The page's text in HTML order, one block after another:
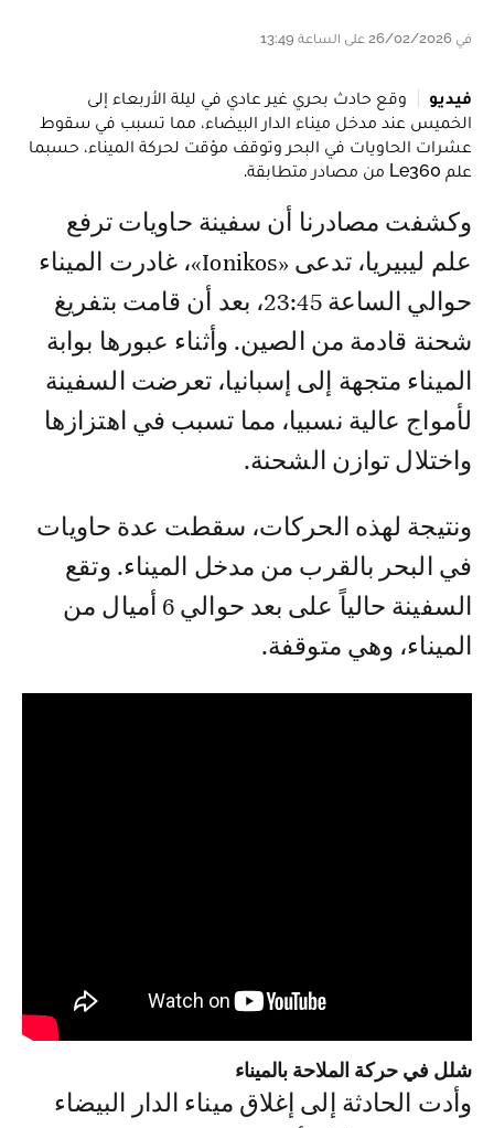
في 26/02/2026 على الساعة 13:49
فيديو
وقع حادث بحري غير عادي في ليلة الأربعاء إلى
الخميس عند مدخل ميناء الدار البيضاء، مما تسبب في سقوط
عشرات الحاويات في البحر وتوقف مؤقت لحركة الميناء، حسبما
علم Le360 من مصادر متطابقة.
وكشفت مصادرنا أن سفينة حاويات ترفع
علم ليبيريا، تدعى «Ionikos»، غادرت الميناء
حوالي الساعة 23:45، بعد أن قامت بتفريغ
شحنة قادمة من الصين. وأثناء عبورها بوابة
الميناء متجهة إلى إسبانيا، تعرضت السفينة
لأمواج عالية نسبيا، مما تسبب في اهتزازها
واختلال توازن الشحنة.
ونتيجة لهذه الحركات، سقطت عدة حاويات
في البحر بالقرب من مدخل الميناء. وتقع
السفينة حالياً على بعد حوالي 6 أميال من
الميناء، وهي متوقفة.
شلل في حركة الملاحة بالميناء
وأدت الحادثة إلى إغلاق ميناء الدار البيضاء